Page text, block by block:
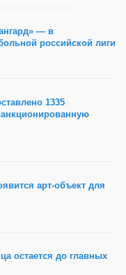
— в
российской лиги
1335
арт-объект для
остается до главных